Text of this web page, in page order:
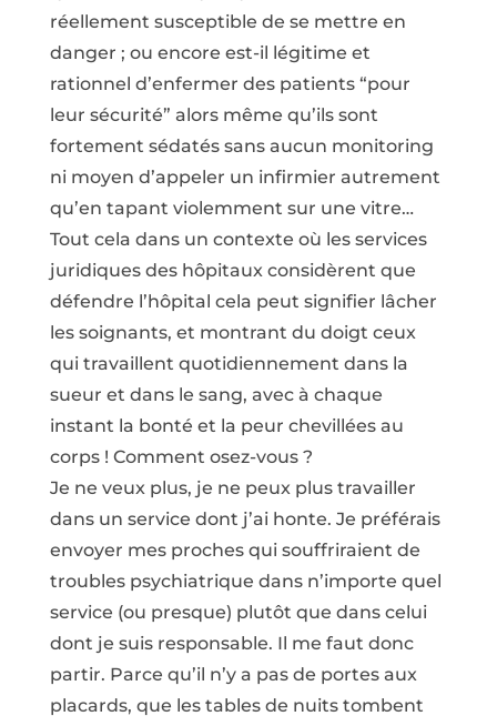
réellement susceptible de se mettre en
danger ; ou encore est-il légitime et
rationnel d’enfermer des patients “pour
leur sécurité” alors même qu’ils sont
fortement sédatés sans aucun monitoring
ni moyen d’appeler un infirmier autrement
qu’en tapant violemment sur une vitre…
Tout cela dans un contexte où les services
juridiques des hôpitaux considèrent que
défendre l’hôpital cela peut signifier lâcher
les soignants, et montrant du doigt ceux
qui travaillent quotidiennement dans la
sueur et dans le sang, avec à chaque
instant la bonté et la peur chevillées au
corps ! Comment osez-vous ?
Je ne veux plus, je ne peux plus travailler
dans un service dont j’ai honte. Je préférais
envoyer mes proches qui souffriraient de
troubles psychiatrique dans n’importe quel
service (ou presque) plutôt que dans celui
dont je suis responsable. Il me faut donc
partir. Parce qu’il n’y a pas de portes aux
placards, que les tables de nuits tombent